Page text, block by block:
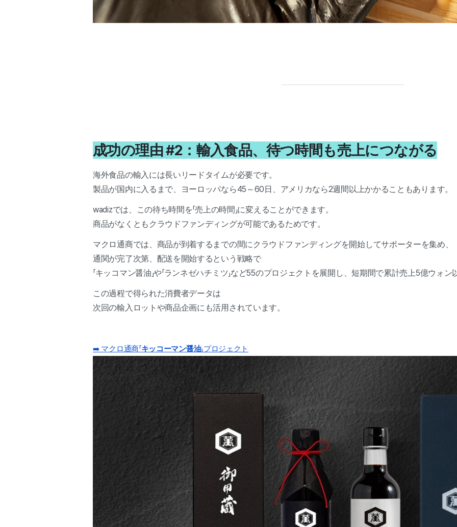
成功の理由 #2：輸入食品、待つ時間も売上につながる
海外食品の輸入には長いリードタイムが必要です。
製品が国内に入るまで、ヨーロッパなら45～60日、アメリカなら2週間以上かかることもあります。
wadizでは、この待ち時間を「売上の時間」に変えることができます。
商品がなくともクラウドファンディングが可能であるためです。
マクロ通商では、商品が到着するまでの間にクラウドファンディングを開始してサポーターを集め、
通関が完了次第、配送を開始するという戦略で
「キッコマン醤油」や「ランネゼハチミツ」など55のプロジェクトを展開し、短期間で累計売上5億ウォン
この過程で得られた消費者データは
次回の輸入ロットや商品企画にも活用されています。
➡️ マクロ通商「キッコーマン醤油」プロジェクト